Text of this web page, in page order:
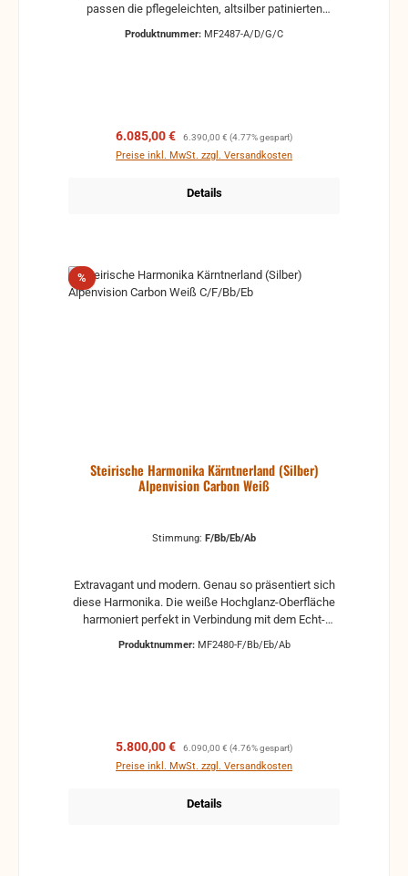
passen die pflegeleichten, altsilber patinierten
Produktnummer: MF2487-A/D/G/C
Verkaufspreis:
6.085,00 € Regulärer Preis:
6.390,00 € (4.77% gespart)
Preise inkl. MwSt. zzgl. Versandkosten
Details
%Rabatt
Steirische Harmonika Kärntnerland (Silber)
Alpenvision Carbon Weiß
Stimmung: F/Bb/Eb/Ab
Extravagant und modern. Genau so präsentiert sich
diese Harmonika. Die weiße Hochglanz-Oberfläche
harmoniert perfekt in Verbindung mit dem Echt-
für einmaligen Spielkomfort.
Produktnummer: MF2480-F/Bb/Eb/Ab
Verkaufspreis:
5.800,00 € Regulärer Preis:
6.090,00 € (4.76% gespart)
Preise inkl. MwSt. zzgl. Versandkosten
Details